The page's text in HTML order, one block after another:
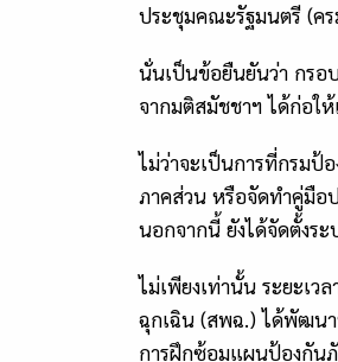
ประชุมคณะรัฐมนตรี (ค
นั่นเป็นข้อยืนยันว่า กรอ
จากมติสมัชชาฯ ได้ก่อใ
ไม่ว่าจะเป็นการที่กรมป้
ภาคส่วน หรือจัดทำคู่มือ
นอกจากนี้ ยังได้จัดตั้งร
ไม่เพียงเท่านั้น ระยะเ
ฉุกเฉิน (สพฉ.) ได้พัฒนา
การฝึกซ้อมแผนป้องกัน